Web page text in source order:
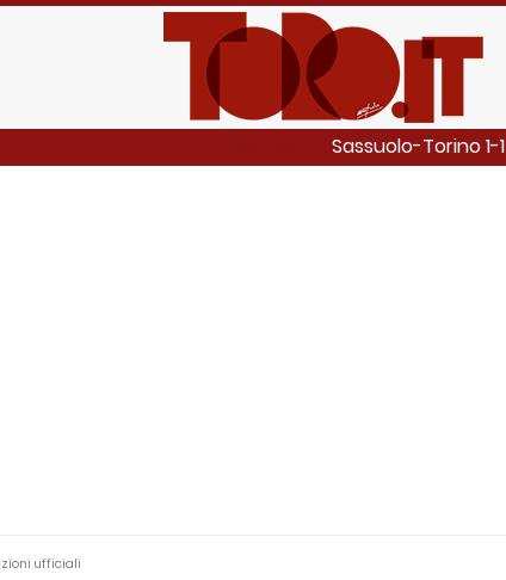
Sassuolo-Torino 1-1
ufficiali